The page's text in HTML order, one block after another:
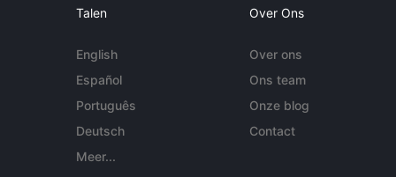
Talen
English
Español
Português
Deutsch
Meer...
Over Ons
Over ons
Ons team
Onze blog
Contact